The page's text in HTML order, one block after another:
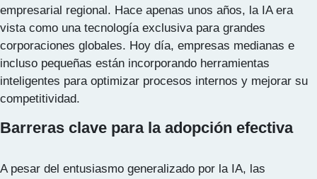
empresarial regional. Hace apenas unos años, la IA era
vista como una tecnología exclusiva para grandes
corporaciones globales. Hoy día, empresas medianas e
incluso pequeñas están incorporando herramientas
inteligentes para optimizar procesos internos y mejorar su
competitividad.
Barreras clave para la adopción efectiva
A pesar del entusiasmo generalizado por la IA, las